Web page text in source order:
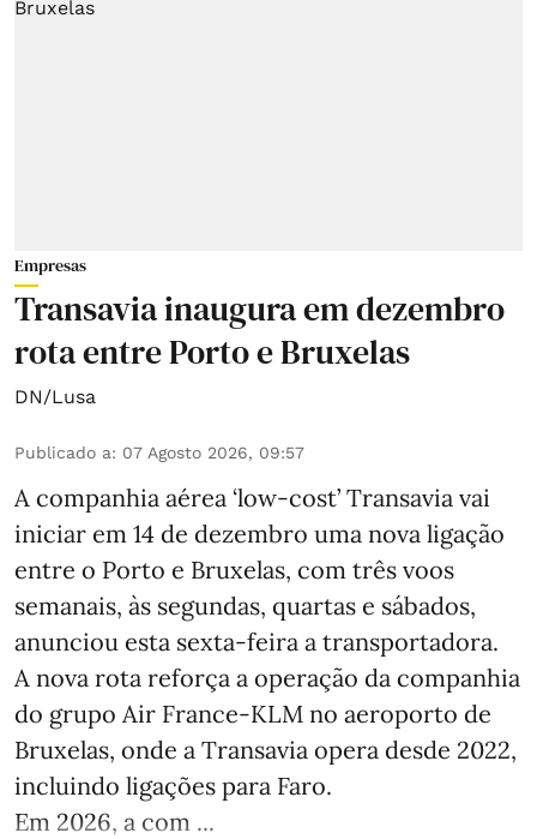
Empresas
Transavia inaugura em dezembro
rota entre Porto e Bruxelas
DN/Lusa
Publicado a: 07 Agosto 2026, 09:57
A companhia aérea ‘low-cost’ Transavia vai
iniciar em 14 de dezembro uma nova ligação
entre o Porto e Bruxelas, com três voos
semanais, às segundas, quartas e sábados,
anunciou esta sexta-feira a transportadora.
A nova rota reforça a operação da companhia
do grupo Air France-KLM no aeroporto de
Bruxelas, onde a Transavia opera desde 2022,
incluindo ligações para Faro.
Em 2026, a com ...